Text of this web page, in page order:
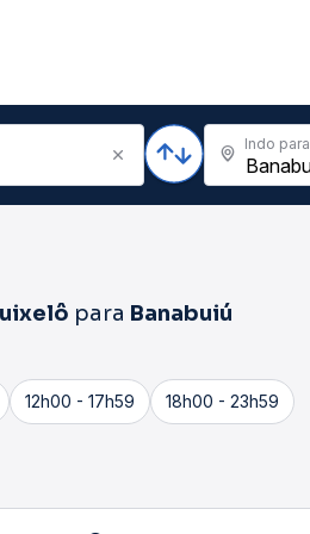
Indo para
para Banabuiú
12h00 - 17h59 18h00 - 23h59